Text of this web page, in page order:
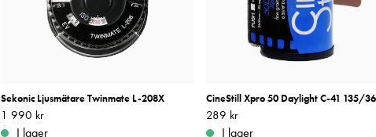
Sekonic Ljusmätare Twinmate L-208X
Pris:1 990 kr
1 990 kr
I lager
CineStill Xpro 50 Daylight C-41 135/36
Pris: 289 kr
289 kr
I lager